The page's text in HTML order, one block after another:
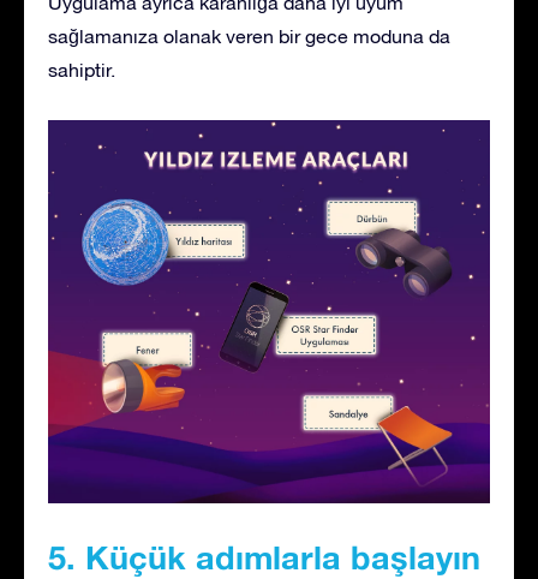
sağlamanıza olanak veren bir gece moduna da
sahiptir.
5. Küçük adımlarla başlayın